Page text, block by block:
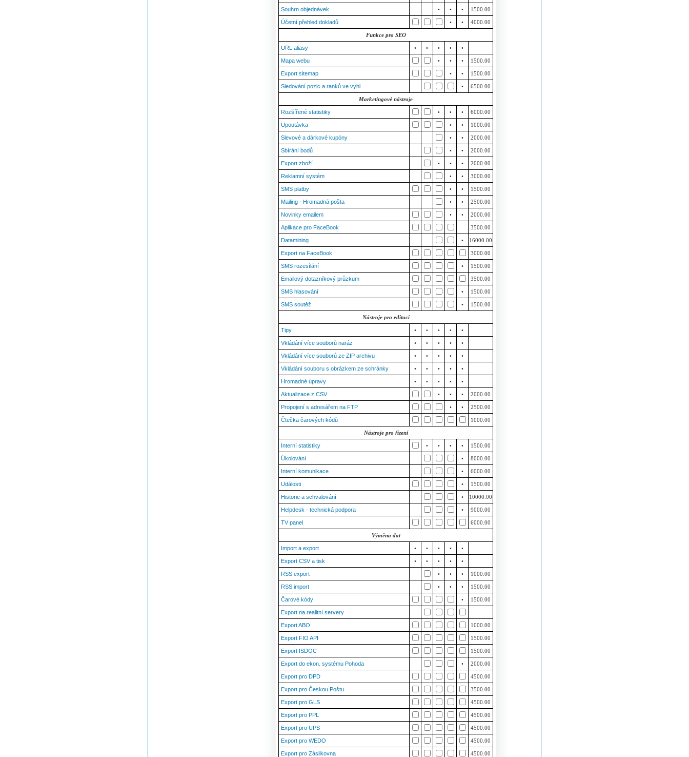
Souhrn objednávek • • • 1500.00
Účetní přehled dokladů • • 4000.00
Funkce pro SEO
URL aliasy • • • • •
Mapa webu • • • 1500.00
Export sitemap • • 1500.00
Sledování pozic a ranků ve vyhl. • 6500.00
Marketingové nástroje
Rozšířené statistiky • • • 6000.00
Upoutávka • • 1000.00
Slevové a dárkové kupóny • • 2000.00
Sbírání bodů • • 2000.00
Export zboží • • • 2000.00
Reklamní systém • • 3000.00
SMS platby • • 1500.00
Mailing - Hromadná pošta • • 2500.00
Novinky emailem • • 2000.00
Aplikace pro FaceBook 3500.00
Datamining • 16000.00
Export na FaceBook 3000.00
SMS rozesílání • 1500.00
Emailový dotazníkový průzkum 3500.00
SMS hlasování • 1500.00
SMS soutěž • 1500.00
Nástroje pro editaci
Tipy • • • • •
Vkládání více souborů naráz • • • • •
Vkládání více souborů ze ZIP archivu • • • • •
Vkládání souboru s obrázkem ze schránky • • • • •
Hromadné úpravy • • • • •
Aktualizace z CSV • • • 2000.00
Propojení s adresářem na FTP • • 2500.00
Čtečka čarových kódů 1000.00
Nástroje pro řízení
Interní statistiky • • • • 1500.00
Úkolování • 8000.00
Interní komunikace • 6000.00
Události • 1500.00
Historie a schvalování • 10000.00
Helpdesk - technická podpora • 9000.00
TV panel 6000.00
Výměna dat
Import a export • • • • •
Export CSV a tisk • • • • •
RSS export • • • 1000.00
RSS import • • • 1500.00
Čarové kódy • 1500.00
Export na realitní servery
Export ABO 1000.00
Export FIO API 1500.00
Export ISDOC 1500.00
Export do ekon. systému Pohoda • 2000.00
Export pro DPD 4500.00
Export pro Českou Poštu 3500.00
Export pro GLS 4500.00
Export pro PPL 4500.00
Export pro UPS 4500.00
Export pro WEDO 4500.00
Export pro Zásilkovna 4500.00